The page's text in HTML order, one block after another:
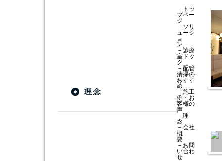
－ トッ
プペー
ジ
－ ソリ
ューシ
ョ
ン
－ 診療
室ドッ
ク
－ 配管
清掃の
おすす
め
－ 施工
例・お
客様の
声
－ 理
念
－ 会社
概
要
－ お問
い合わ
せ